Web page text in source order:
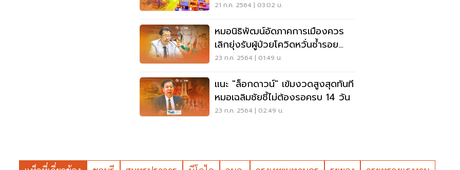
21 ก.ค. 2564 | 03:02 น.
หมอนิธิพัฒน์อัดภาคการเมืองควร
เลิกยุ่งรับผู้ป่วยโควิดหวั่นซ้ำรอย
วัคซีน
23 ก.ค. 2564 | 01:49 น.
แนะ "ล็อกดาวน์" เข้มงวดสูงสุดทันที
หมอเฉลิมชัยชี้ไม่ต้องรอครบ 14 วัน
23 ก.ค. 2564 | 02:49 น.